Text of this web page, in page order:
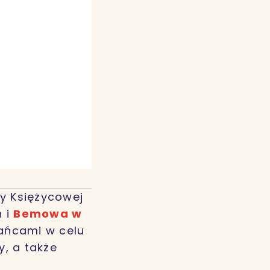
Księżycowej
i Bemowa w
w celu
a także